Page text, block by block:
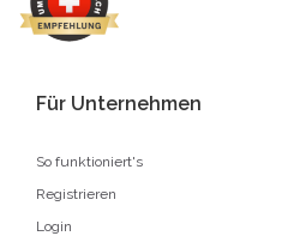
Für Unternehmen
So funktioniert's
Registrieren
Login